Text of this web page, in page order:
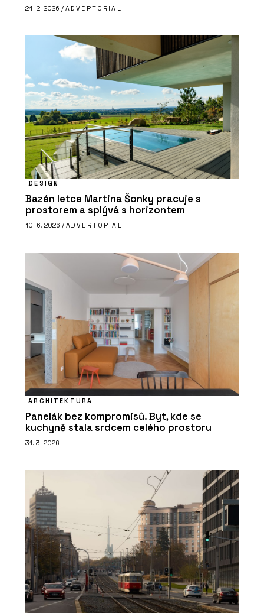
24. 2. 2026 / ADVERTORIAL
DESIGN
Bazén letce Martina Šonky pracuje s
prostorem a splývá s horizontem
10. 6. 2026 / ADVERTORIAL
ARCHITEKTURA
Panelák bez kompromisů. Byt, kde se
kuchyně stala srdcem celého prostoru
31. 3. 2026